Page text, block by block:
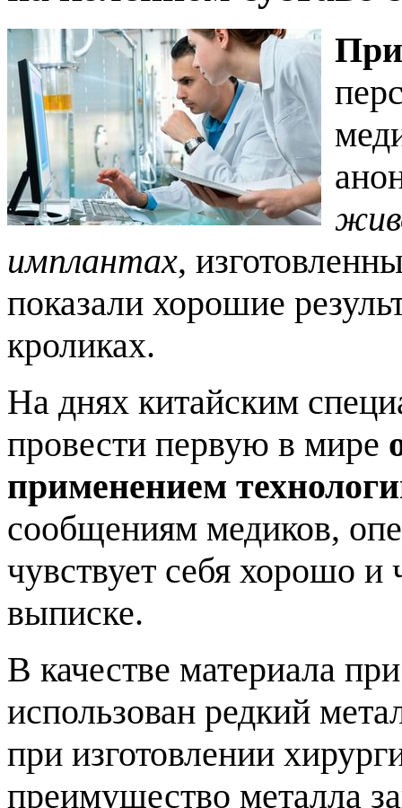
имплантах,
показали хорошие
кроликах.
На днях китайским
провести первую в мире
применением
сообщениям медиков,
чувствует себя хорошо и
выписке.
В качестве материала
использован редкий
при изготовлении
преимущество металла